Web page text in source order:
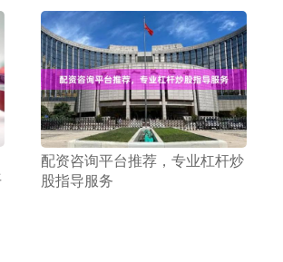
​配资咨询平台推荐，专业杠杆炒
股指导服务